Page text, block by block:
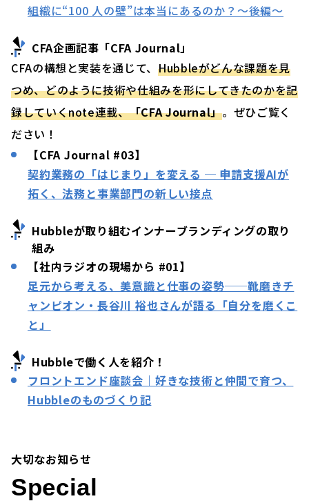
組織に“100 人の壁”は本当にあるのか？～後編～
CFA企画記事 「CFA Journal」
CFAの構想と実装を通じて、 Hubbleがどんな課題を見
つめ、どのように技術や仕組みを形にしてきたのかを記
録していくnote連載、「CFA Journal」。ぜひご覧く
ださい！
【CFA Journal #03】
契約業務の「はじまり」を変える ─ 申請支援AIが
拓く、法務と事業部門の新しい接点
Hubbleが取り組むインナーブランディングの取り
組み
【社内ラジオの現場から #01】
足元から考える、美意識と仕事の姿勢──靴磨きチ
ャンピオン・長谷川 裕也さんが語る「自分を磨くこ
と」
Hubbleで働く人を紹介！
フロントエンド座談会｜好きな技術と仲間で育つ、
Hubbleのものづくり記
大切なお知らせ
Special